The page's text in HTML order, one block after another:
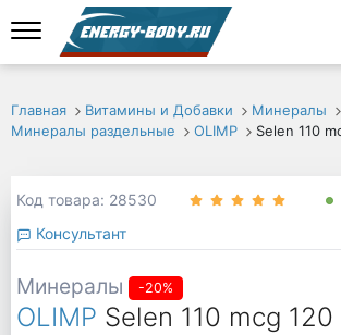
Главная Витамины и Добавки
Минералы
Минералы раздельные
OLIMP Selen 110
Код товара: 28530
Консультант
Минералы -20%
OLIMP Selen 110 mcg 120